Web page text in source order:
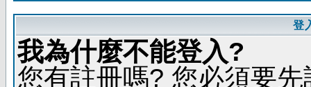
登
我為什麼不能登入?
您有註冊嗎? 您必須要